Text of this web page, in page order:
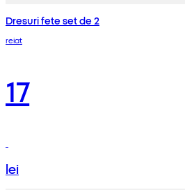
Dresuri fete set de 2
reiat
17
lei